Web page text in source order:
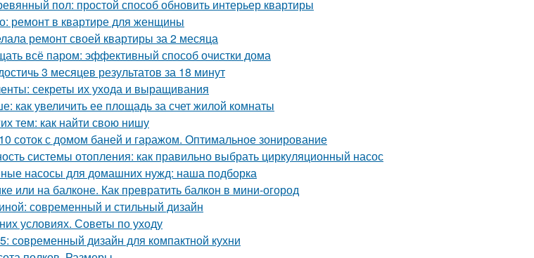
пол: простой способ обновить интерьер квартиры
ремонт в квартире для женщины
ремонт своей квартиры за 2 месяца
всё паром: эффективный способ очистки дома
3 месяцев результатов за 18 минут
секреты их ухода и выращивания
как увеличить ее площадь за счет жилой комнаты
тем: как найти свою нишу
соток с домом баней и гаражом. Оптимальное зонирование
системы отопления: как правильно выбрать циркуляционный насос
насосы для домашних нужд: наша подборка
или на балконе. Как превратить балкон в мини-огород
современный и стильный дизайн
условиях. Советы по уходу
современный дизайн для компактной кухни